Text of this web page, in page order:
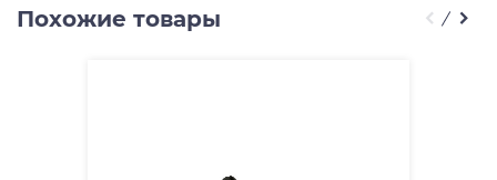
Похожие товары